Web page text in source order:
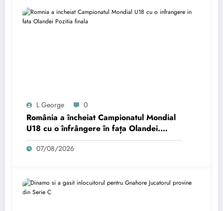
L George 0
România a încheiat Campionatul Mondial
U18 cu o înfrângere în fața Olandei.
Poziția finală.
07/08/2026